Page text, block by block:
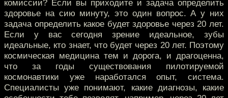
комиссии? Если вы приходите и задача определить
здоровье на сию минуту, это один вопрос. А у них
задача определить какое будет здоровье через 20 лет.
Если у вас сегодня зрение идеальное, зубы
идеальные, кто знает, что будет через 20 лет. Поэтому
космическая медицина тем и дорога, и драгоценна,
что за годы существования пилотируемой
космонавтики уже наработался опыт, система.
Специалисты уже понимают, какие диагнозы, какие